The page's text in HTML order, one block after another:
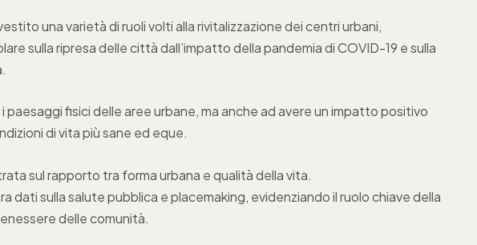
una varietà di ruoli volti alla rivitalizzazione dei centri urbani,
sulla ripresa delle città dall’impatto della pandemia di COVID-19 e sulla
i paesaggi fisici delle aree urbane, ma anche ad avere un impatto positivo
di vita più sane ed eque.
sul rapporto tra forma urbana e qualità della vita.
dati sulla salute pubblica e placemaking, evidenziando il ruolo chiave della
delle comunità.